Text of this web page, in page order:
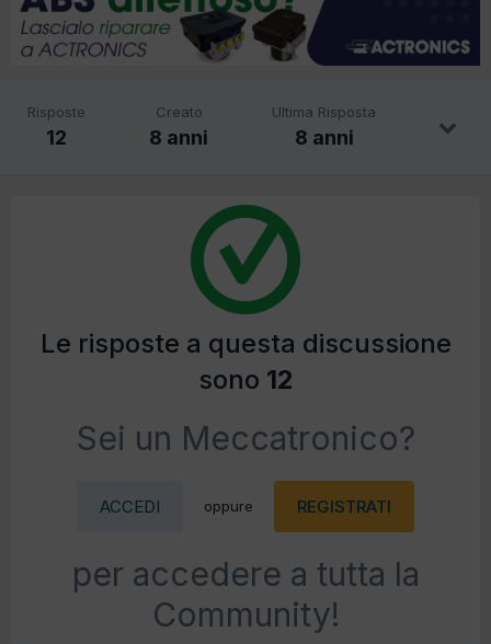
Risposte
12
Creato
8 anni
Ultima Risposta
8 anni
Le risposte a questa discussione
sono 12
Sei un Meccatronico?
ACCEDI oppure REGISTRATI
per accedere a tutta la
Community!